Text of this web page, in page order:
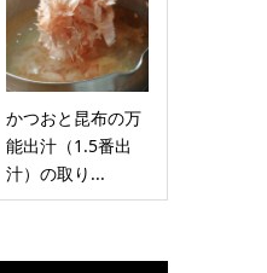
かつおと昆布の万
能出汁（1.5番出
汁）の取り...